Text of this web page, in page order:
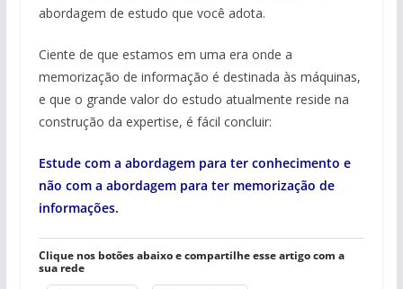
abordagem de estudo que você adota.
Ciente de que estamos em uma era onde a
memorização de informação é destinada às máquinas,
e que o grande valor do estudo atualmente reside na
construção da expertise, é fácil concluir:
Estude com a abordagem para ter conhecimento e
não com a abordagem para ter memorização de
informações.
Clique nos botões abaixo e compartilhe esse artigo com a
sua rede